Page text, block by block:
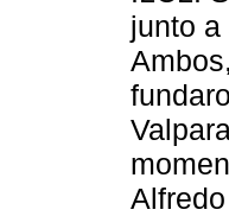
junto a